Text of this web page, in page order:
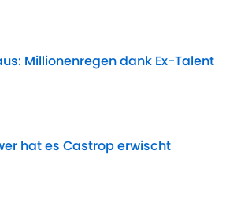
Millionenregen dank Ex-Talent
hat es Castrop erwischt